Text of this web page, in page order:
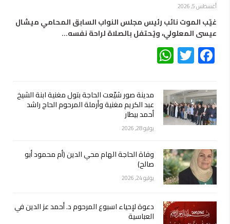
أغسطس 5, 2026
غيّب الموت نائب رئيس مجلس النواب السابق المحامي ميشال
عيسى المعلولي، ويُحتفل بالصلاة لراحة نفسه…
Facebook
Twitter
مدينة صور شيّعت الحاجة بتول مغنية ابنة الشيخ
عبد الكريم مغنية وأرملة المرحوم الحاج راشد
أحمد بيطار
يوليو 28, 2026
وفاة الحاجة الهام محي الدين (أم محمود أبو
صالح)
يوليو 24, 2026
دعوة لإحياء اسبوع المرحوم د. أحمد عز الدين في
العباسية